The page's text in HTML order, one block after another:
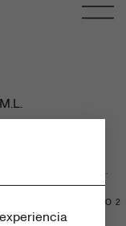
NÚMERO 2